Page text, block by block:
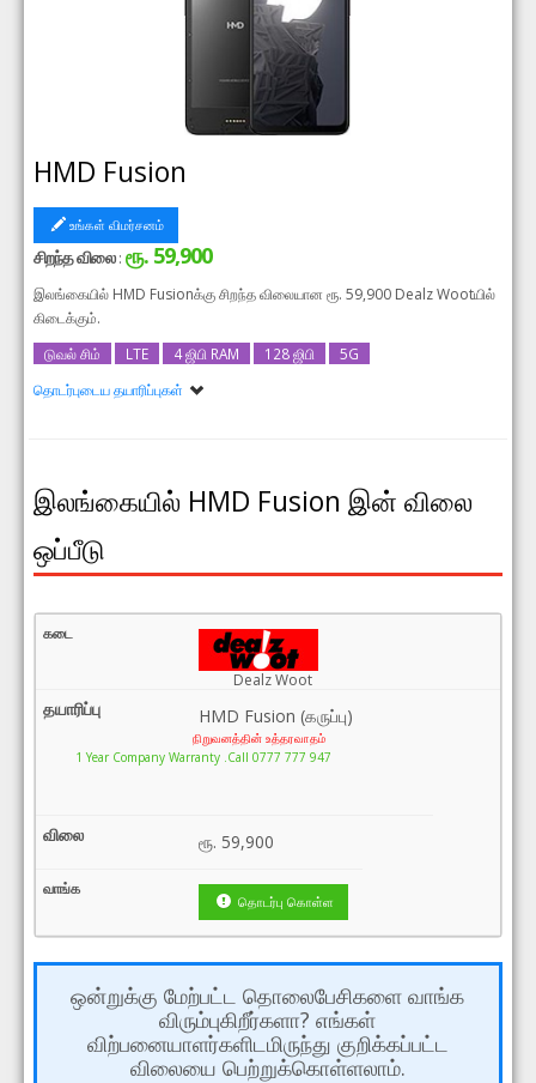
HMD Fusion
உங்கள் விமர்சனம்
சிறந்த விலை:ரூ. 59,900
இலங்கையில் HMD Fusionக்கு சிறந்த விலையான ரூ. 59,900 Dealz Wootயில்
கிடைக்கும்.
டுவல் சிம் LTE 4 ஜிபி RAM 128 ஜிபி 5G
தொடர்புடைய தயாரிப்புகள்
இலங்கையில் HMD Fusion இன் விலை
ஒப்பீடு
Dealz Woot
HMD Fusion (கருப்பு)
நிறுவனத்தின் உத்தரவாதம்
1 Year Company Warranty .Call 0777 777 947
ரூ. 59,900
தொடர்பு கொள்ள
ஒன்றுக்கு மேற்பட்ட தொலைபேசிகளை வாங்க
விரும்புகிறீர்களா? எங்கள்
விற்பனையாளர்களிடமிருந்து குறிக்கப்பட்ட
விலையை பெற்றுக்கொள்ளலாம்.